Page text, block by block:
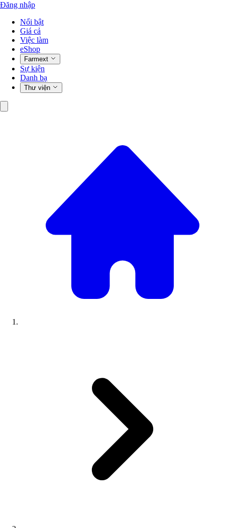
Đăng nhập
Nổi bật
Giá cả
Việc làm
eShop
Farmext
Sự kiện
Danh bạ
Thư viện